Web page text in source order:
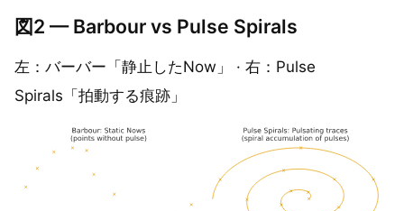
図2 — Barbour vs Pulse Spirals
左：バーバー「静止したNow」 · 右：Pulse
Spirals「拍動する痕跡」